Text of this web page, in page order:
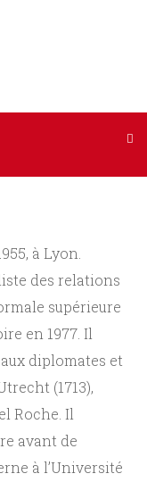
à Lyon.
des relations
supérieure
en 1977. Il
diplomates et
(1713),
Roche. Il
avant de
à l’Université